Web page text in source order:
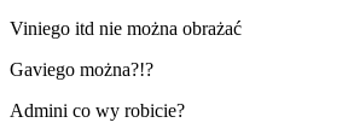
Viniego itd nie można obrażać
Gaviego można?!?
Admini co wy robicie?